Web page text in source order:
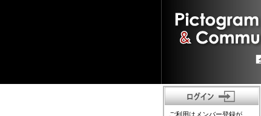
ご利用はメンバー登録が